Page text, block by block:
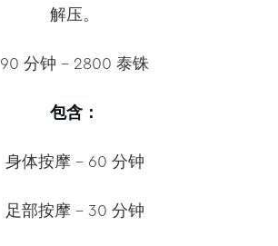
解压。
90 分钟 – 2800 泰铢
包含：
身体按摩 – 60 分钟
足部按摩 – 30 分钟